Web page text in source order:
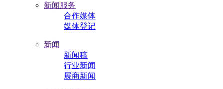
新闻服务
合作媒体
媒体登记
新闻
新闻稿
行业新闻
展商新闻